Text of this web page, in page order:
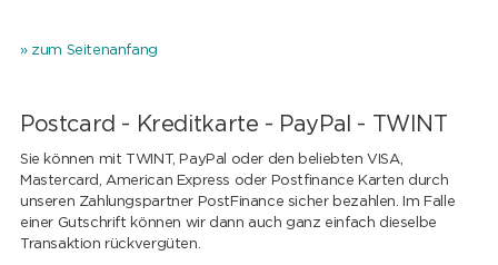
» zum Seitenanfang
Postcard - Kreditkarte - PayPal - TWINT
Sie können mit TWINT, PayPal oder den beliebten VISA,
Mastercard, American Express oder Postfinance Karten durch
unseren Zahlungspartner PostFinance sicher bezahlen. Im Falle
einer Gutschrift können wir dann auch ganz einfach dieselbe
Transaktion rückvergüten.